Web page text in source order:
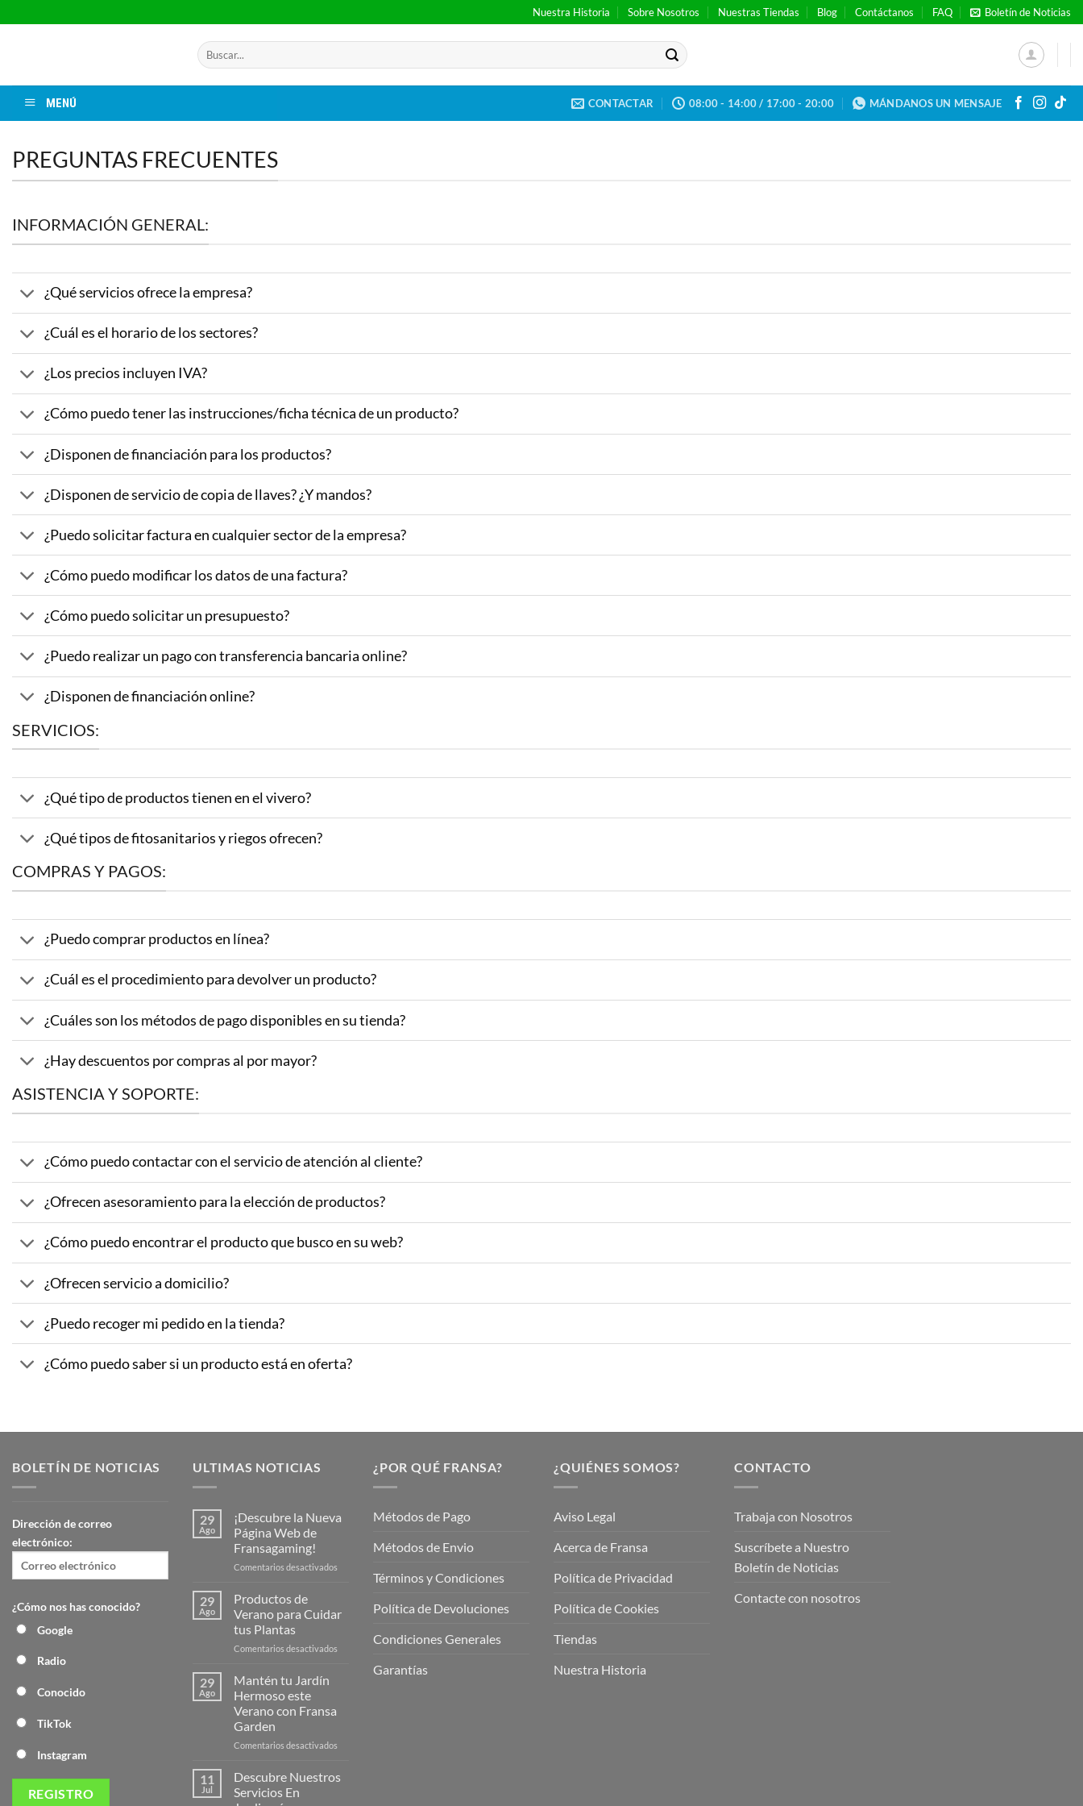
al
Nuestra Historia Sobre Nosotros Nuestras Tiendas Blog Contáctanos FAQ Boletín de Noticias
Buscar
por:
MENÚ CONTACTAR 08:00 - 14:00 / 17:00 - 20:00 MÁNDANOS UN MENSAJE
PREGUNTAS FRECUENTES
INFORMACIÓN GENERAL:
¿Qué servicios ofrece la empresa?
¿Cuál es el horario de los sectores?
¿Los precios incluyen IVA?
¿Cómo puedo tener las instrucciones/ficha técnica de un producto?
¿Disponen de financiación para los productos?
¿Disponen de servicio de copia de llaves? ¿Y mandos?
¿Puedo solicitar factura en cualquier sector de la empresa?
¿Cómo puedo modificar los datos de una factura?
¿Cómo puedo solicitar un presupuesto?
¿Puedo realizar un pago con transferencia bancaria online?
¿Disponen de financiación online?
SERVICIOS:
¿Qué tipo de productos tienen en el vivero?
¿Qué tipos de fitosanitarios y riegos ofrecen?
COMPRAS Y PAGOS:
¿Puedo comprar productos en línea?
¿Cuál es el procedimiento para devolver un producto?
¿Cuáles son los métodos de pago disponibles en su tienda?
¿Hay descuentos por compras al por mayor?
ASISTENCIA Y SOPORTE:
¿Cómo puedo contactar con el servicio de atención al cliente?
¿Ofrecen asesoramiento para la elección de productos?
¿Cómo puedo encontrar el producto que busco en su web?
¿Ofrecen servicio a domicilio?
¿Puedo recoger mi pedido en la tienda?
¿Cómo puedo saber si un producto está en oferta?
BOLETÍN DE NOTICIAS
Dirección de correo
electrónico:
¿Cómo nos has conocido?
Google
Radio
Conocido
TikTok
Instagram
ULTIMAS NOTICIAS
29
Ago
¡Descubre la Nueva
Página Web de
Fransagaming!
Comentarios desactivados
Página
29
Ago
Productos de
Verano para Cuidar
tus Plantas
Comentarios desactivados
29
Ago
Mantén tu Jardín
Hermoso este
Verano con Fransa
Garden
Comentarios desactivados
Jardín
11
Jul
Descubre Nuestros
Servicios En
¿POR QUÉ FRANSA?
Métodos de Pago
Métodos de Envio
Términos y Condiciones
Política de Devoluciones
Condiciones Generales
Garantías
¿QUIÉNES SOMOS?
Aviso Legal
Acerca de Fransa
Política de Privacidad
Política de Cookies
Tiendas
Nuestra Historia
CONTACTO
Trabaja con Nosotros
Suscríbete a Nuestro
Boletín de Noticias
Contacte con nosotros